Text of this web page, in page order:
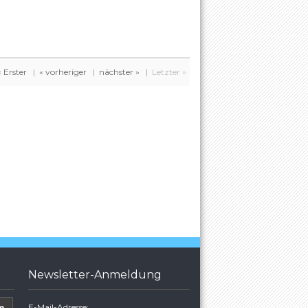
Erster | « vorheriger | nächster » | Letzter »
Newsletter-Anmeldung